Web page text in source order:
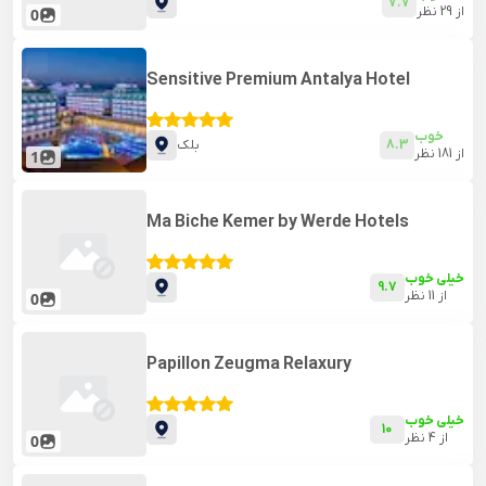
0
از 29 نظر
1
Sensitive Premium Antalya Hotel
بلک 8.3 خوب
از 181 نظر
0
Ma Biche Kemer by Werde Hotels
9.7 خیلی خوب
از 11 نظر
0
Papillon Zeugma Relaxury
10
خیلی خوب
از 4 نظر